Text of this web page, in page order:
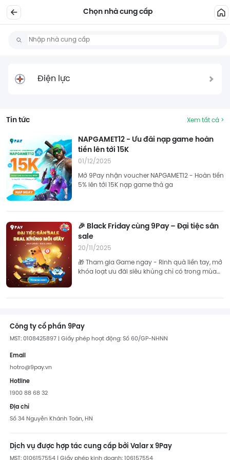
Chọn nhà cung cấp
Điện lực
Tin tức Xem tất cả >
NAPGAMET12 - Ưu đãi nạp game hoàn
tiền lên tới 15K
01/12/2025
Mở 9Pay nhận voucher NAPGAMET12 - Hoàn tiền
5% lên tới 15K nạp game thả ga
🎉 Black Friday cùng 9Pay – Đại tiệc săn
sale
20/11/2025
🎁 Tham gia Game ngay - Rinh quà liền tay, mở
khóa loạt ưu đãi siêu khủng chỉ có trong mùa
Công ty cổ phần 9Pay
MST: 0108425897 | Giấy phép hoạt động: Số 60/GP-NHNN
Email
hotro@9pay.vn
Hotline
1900 88 68 32
Địa chỉ
Số 34 Nguyễn Khánh Toàn, HN
Dịch vụ được hợp tác cung cấp bởi Valar x 9Pay